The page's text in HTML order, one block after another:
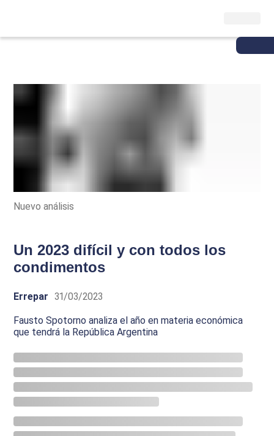
Nuevo análisis
Un 2023 difícil y con todos los
condimentos
Errepar 31/03/2023
Fausto Spotorno analiza el año en materia económica
que tendrá la República Argentina